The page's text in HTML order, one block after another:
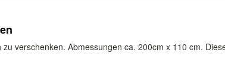
verschenken. Abmessungen ca. 200cm x 110 cm.